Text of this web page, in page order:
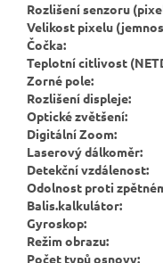
Rozlišení senzoru
Velikost pixelu
Čočka:
Teplotní citlivost
Zorné pole:
Rozlišení displeje:
Optické zvětšení:
Digitální Zoom:
Laserový dálkoměr:
Detekční vzdálenost:
Odolnost proti
Balis.kalkulátor:
Gyroskop:
Režim obrazu:
Počet typů osnovy: